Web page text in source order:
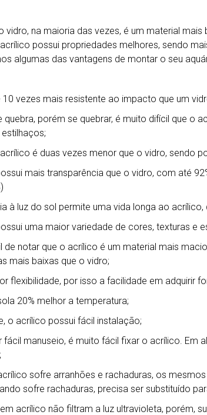
vidro, na maioria das vezes, é um material
possui propriedades melhores, sendo
algumas das vantagens de montar o seu
vezes mais resistente ao impacto que um
porém se quebrar, é muito difícil que o
é duas vezes menor que o vidro, sendo
mais transparência que o vidro, com até
à luz do sol permite uma vida longa ao
uma maior variedade de cores, texturas e
de notar que o acrílico é um material mais
mais baixas que o vidro;
flexibilidade, por isso a facilidade em adquirir
20% melhor a temperatura;
o acrílico possui fácil instalação;
manuseio, é muito fácil fixar o acrílico. Em
sofre arranhões e rachaduras, os
sofre rachaduras, precisa ser substituído
acrílico não filtram a luz ultravioleta, porém,